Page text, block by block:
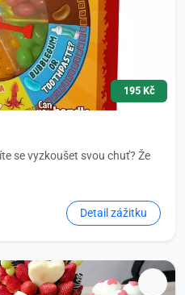
195 Kč
se vyzkoušet svou chuť? Že
Detail zážitku